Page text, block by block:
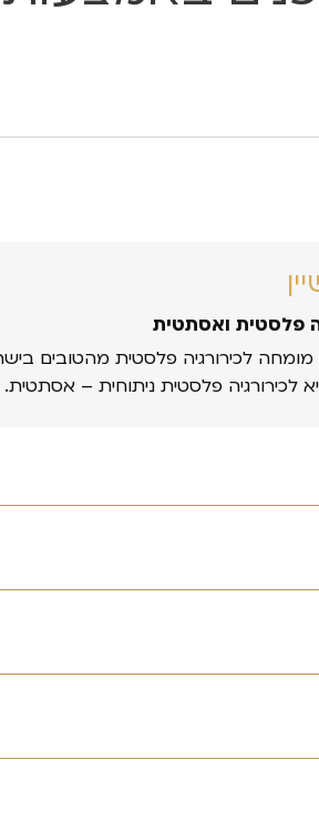
פלסטית ואסתטית
מומחה לכירורגיה פלסטית מהטובים
לכירורגיה פלסטית ניתוחית – אסתטית.